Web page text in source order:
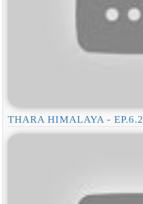
THARA HIMALAYA - EP.6.2